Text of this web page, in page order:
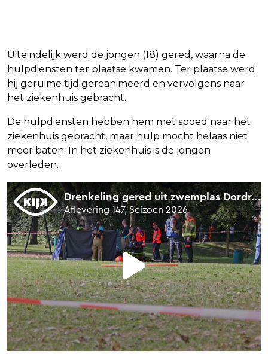
Uiteindelijk werd de jongen (18) gered, waarna de
hulpdiensten ter plaatse kwamen. Ter plaatse werd
hij geruime tijd gereanimeerd en vervolgens naar
het ziekenhuis gebracht.
De hulpdiensten hebben hem met spoed naar het
ziekenhuis gebracht, maar hulp mocht helaas niet
meer baten. In het ziekenhuis is de jongen
overleden.